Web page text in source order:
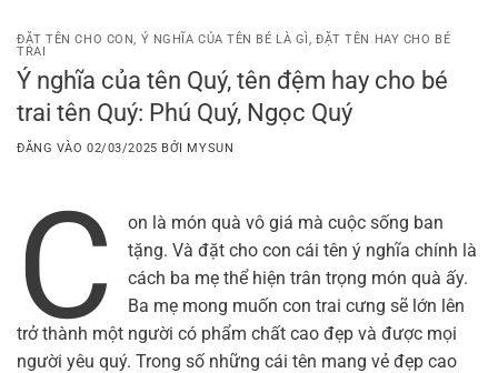
qua
nội
dung
ĐẶT TÊN CHO CON, Ý NGHĨA CỦA TÊN BÉ LÀ GÌ,ĐẶT TÊN HAY CHO BÉ
TRAI
Ý nghĩa của tên Quý, tên đệm hay cho bé
trai tên Quý: Phú Quý, Ngọc Quý
ĐĂNG VÀO02/03/2025 BỞI MYSUN
C
on là món quà vô giá mà cuộc sống ban
tặng. Và đặt cho con cái tên ý nghĩa chính là
cách ba mẹ thể hiện trân trọng món quà ấy.
Ba mẹ mong muốn con trai cưng sẽ lớn lên
trở thành một người có phẩm chất cao đẹp và được mọi
người yêu quý. Trong số những cái tên mang vẻ đẹp cao